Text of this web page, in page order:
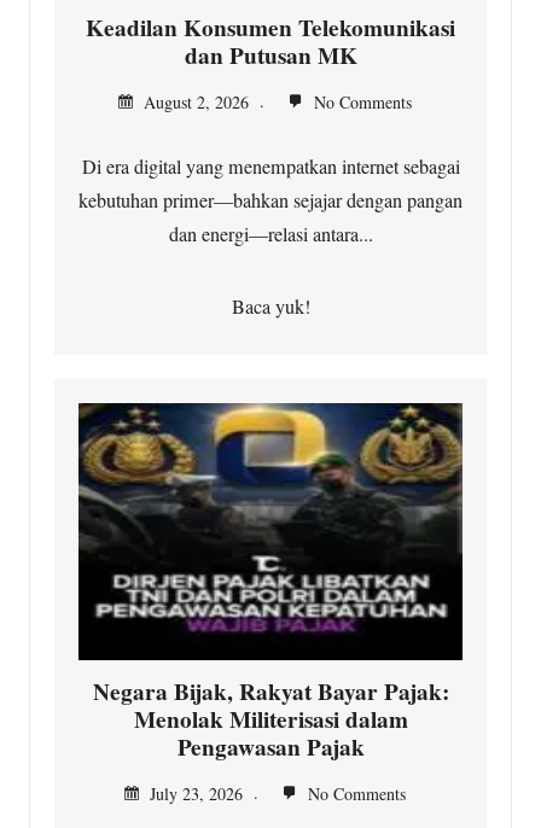
Keadilan Konsumen Telekomunikasi
dan Putusan MK
August 2, 2026 No Comments
Di era digital yang menempatkan internet sebagai
kebutuhan primer—bahkan sejajar dengan pangan
dan energi—relasi antara...
Baca yuk!
Negara Bijak, Rakyat Bayar Pajak:
Menolak Militerisasi dalam
Pengawasan Pajak
July 23, 2026 No Comments